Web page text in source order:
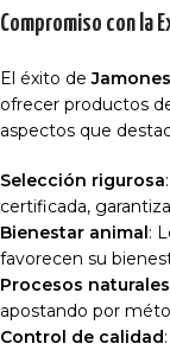
Compromiso con la
El éxito de
ofrecer productos
aspectos que
Selección rigurosa
certificada,
Bienestar animal:
favorecen su
Procesos naturales
apostando por
Control de calidad